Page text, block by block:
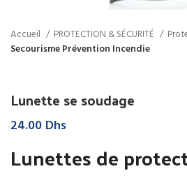
Accueil PROTECTION & SÉCURITÉ
Secourisme Prévention Incendie
Lunette se soudage
24.00 Dhs
Lunettes de